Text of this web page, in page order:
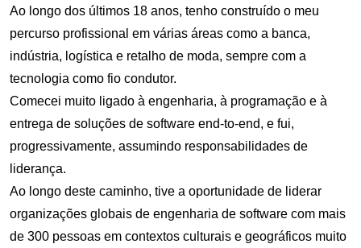
Ao longo dos últimos 18 anos, tenho construído o meu
percurso profissional em várias áreas como a banca,
indústria, logística e retalho de moda, sempre com a
tecnologia como fio condutor.
Comecei muito ligado à engenharia, à programação e à
entrega de soluções de software end‑to‑end, e fui,
progressivamente, assumindo responsabilidades de
liderança.
Ao longo deste caminho, tive a oportunidade de liderar
organizações globais de engenharia de software com mais
de 300 pessoas em contextos culturais e geográficos muito